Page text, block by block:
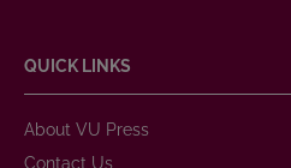
QUICK LINKS
About VU Press
Contact Us